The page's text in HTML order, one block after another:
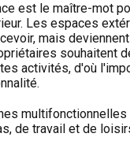
est le maître-mot
Les espaces
mais
souhaitent
activités, d'où
multifonctionnelles
de travail et de